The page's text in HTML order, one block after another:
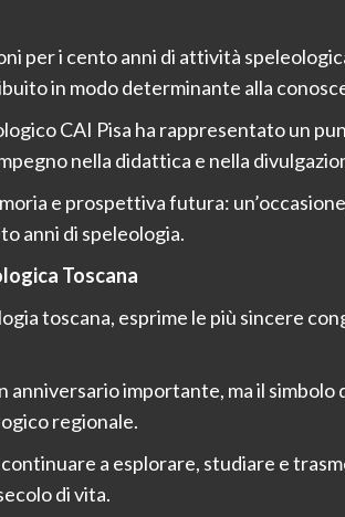
per i cento anni di attività
in modo determinante alla
CAI Pisa ha rappresentato un
nella didattica e nella
e prospettiva futura:
anni di speleologia.
Toscana
toscana, esprime le più sincere
importante, ma il simbolo
regionale.
a esplorare, studiare e
di vita.